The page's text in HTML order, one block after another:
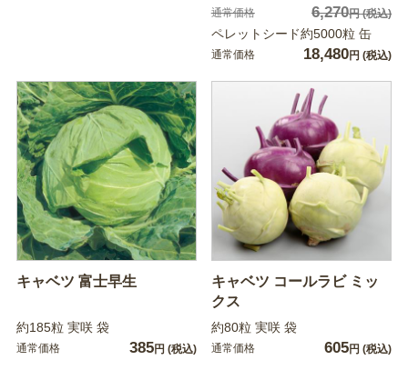
通常価格 6,270円(税込)
ペレットシード約5000粒 缶
通常価格 18,480円 (税込)
キャベツ 富士早生
約185粒 実咲 袋
通常価格 385円 (税込)
キャベツ コールラビ ミッ
クス
約80粒 実咲 袋
通常価格 605円 (税込)